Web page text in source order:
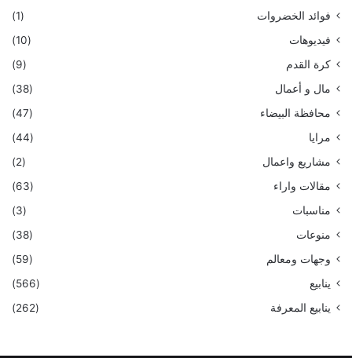
فوائد الخضروات
(1)
فيديوهات
(10)
كرة القدم
(9)
مال و أعمال
(38)
محافظة البيضاء
(47)
مرايا
(44)
مشاريع واعمال
(2)
مقالات واراء
(63)
مناسبات
(3)
منوعات
(38)
وجهات ومعالم
(59)
ينابيع
(566)
ينابيع المعرفة
(262)